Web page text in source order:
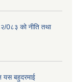
0८३ को नीति तथा
यस बहुदरमाई